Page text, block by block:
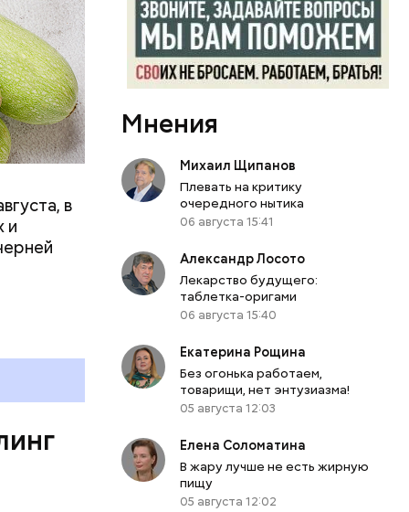
в
и
у
Мнения
Михаил Щипанов
Плевать на критику
очередного нытика
06 августа 15:41
Александр Лосото
Лекарство будущего:
таблетка-оригами
06 августа 15:40
Екатерина Рощина
Без огонька работаем,
товарищи, нет энтузиазма!
05 августа 12:03
Елена Соломатина
В жару лучше не есть жирную
пищу
05 августа 12:02